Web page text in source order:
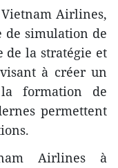
Airlines,
de simulation de
la stratégie et
à créer un
formation de
permettent
Airlines à